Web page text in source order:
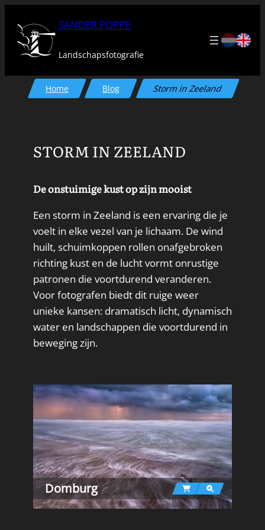
naar
inhoud
SANDER POPPE
Landschapsfotografie
Home Blog Storm in Zeeland
STORM IN ZEELAND
De onstuimige kust op zijn mooist
Een storm in Zeeland is een ervaring die je
voelt in elke vezel van je lichaam. De wind
huilt, schuimkoppen rollen onafgebroken
richting kust en de lucht vormt onrustige
patronen die voortdurend veranderen.
Voor fotografen biedt dit ruige weer
unieke kansen: dramatisch licht, dynamisch
water en landschappen die voortdurend in
beweging zijn.
Domburg